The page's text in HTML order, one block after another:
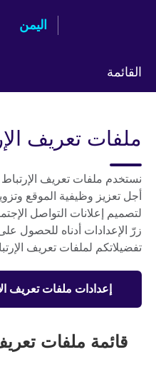
اليمن
القائمة
ملفات تعريف
نستخدم ملفات تعريف
أجل تعزيز وظيفية الموقع
لتصميم إعلانات التواصل
زرّ الإعدادات أدناه للحصول
تفضيلاتكم لملفات تعريف
إعدادات ملفات تعريف
قائمة ملفات